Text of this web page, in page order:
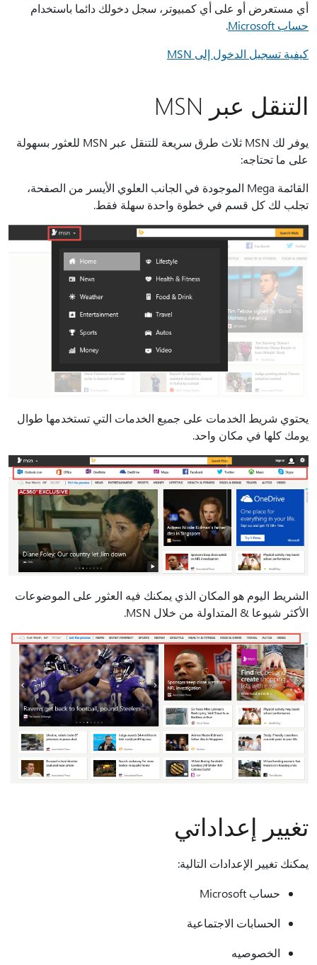
أي مستعرض أو على أي كمبيوتر، سجل دخولك دائما باستخدام
حساب Microsoft
.
كيفية تسجيل الدخول إلى MSN
التنقل عبر MSN
يوفر لك MSN ثلاث طرق سريعة للتنقل عبر MSN للعثور بسهولة
على ما تحتاجه:
القائمة Mega الموجودة في الجانب العلوي الأيسر من الصفحة،
تجلب لك كل قسم في خطوة واحدة سهلة فقط.
يحتوي شريط الخدمات على جميع الخدمات التي تستخدمها طوال
يومك كلها في مكان واحد.
الشريط اليوم هو المكان الذي يمكنك فيه العثور على الموضوعات
الأكثر شيوعا & المتداولة من خلال MSN.
تغيير إعداداتي
يمكنك تغيير الإعدادات التالية:
حساب Microsoft
الحسابات الاجتماعية
الخصوصيه